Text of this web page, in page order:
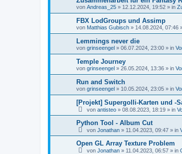
von Andreas_25 » 12.12.2024, 19:52 » in
FBX LodGroups und Assimp
von Matthias Gubisch » 14.08.2024, 07:46
Lemmings never die
von grinseengel » 06.07.2024, 23:00 » in
Temple Journey
von grinseengel » 26.05.2024, 13:36 » in
Run and Switch
von grinseengel » 10.05.2024, 23:05 » in
[Projekt] Supergolli-Karten und -
von antisteo » 08.08.2023, 18:19 » in
Python Tool - Album Cut
von Jonathan » 11.04.2023, 09:47 » in
Open GL Array Texture Problem
von Jonathan » 11.04.2023, 06:57 » in